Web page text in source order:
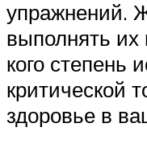
упражнений.
выполнять
кого степень
критической
здоровье в